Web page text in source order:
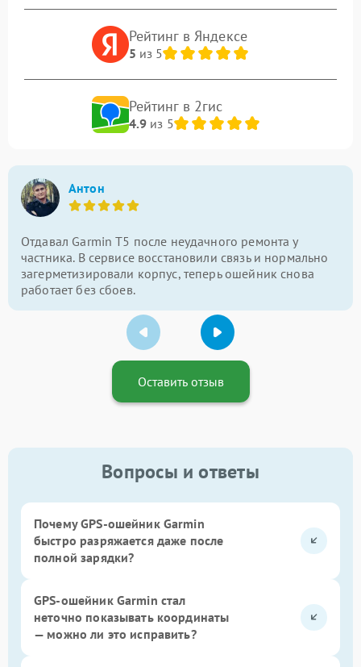
Рейтинг в Яндексе
5 из 5
Рейтинг в 2гис
4.9из 5
Антон
Отдавал Garmin T5 после неудачного ремонта у
частника. В сервисе восстановили связь и нормально
загерметизировали корпус, теперь ошейник снова
работает без сбоев.
Оставить отзыв
Вопросы и ответы
Почему GPS-ошейник Garmin
быстро разряжается даже после
полной зарядки?
GPS-ошейник Garmin стал
неточно показывать координаты
— можно ли это исправить?